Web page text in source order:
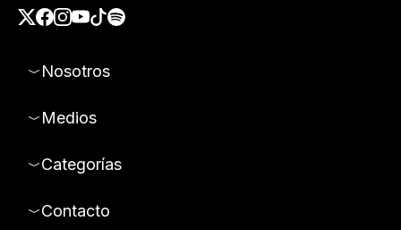
Nosotros
Medios
Categorías
Contacto